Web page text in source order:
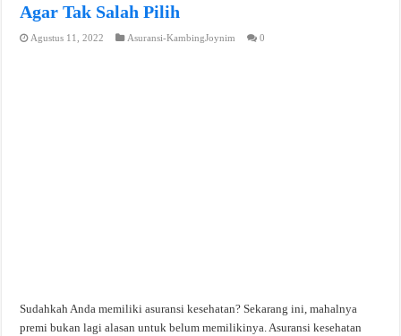
Agar Tak Salah Pilih
Agustus 11, 2022 Asuransi-KambingJoynim 0
Sudahkah Anda memiliki asuransi kesehatan? Sekarang ini, mahalnya
premi bukan lagi alasan untuk belum memilikinya. Asuransi kesehatan